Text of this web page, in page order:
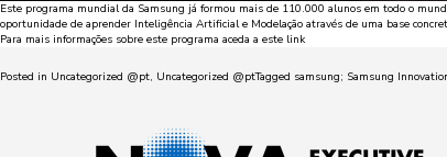
Este programa mundial da Samsung já formou mais de 110.000 alunos em todo o
oportunidade de aprender Inteligência Artificial e Modelação através de uma base
Para mais informações sobre este programa aceda a este link
Posted in Uncategorized @pt, Uncategorized @ptTagged samsung; Samsung